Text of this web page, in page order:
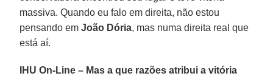
massiva. Quando eu falo em direita, não estou
pensando emJoão Dória, mas numa direita real que
está aí.
IHU On-Line – Mas a que razões atribui a vitória